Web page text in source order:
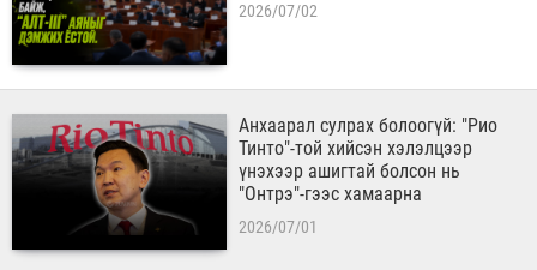
2026/07/02
Анхаарал сулрах болоогүй: "Рио
Тинто"-той хийсэн хэлэлцээр
үнэхээр ашигтай болсон нь
"Онтрэ"-гээс хамаарна
2026/07/01